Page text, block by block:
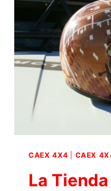
CAEX 4X4 CAEX
La